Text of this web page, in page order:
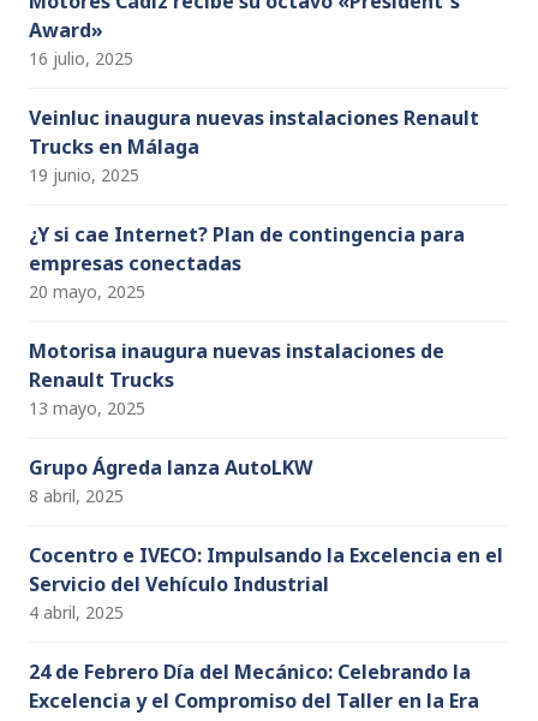
Award»
16 julio, 2025
Veinluc inaugura nuevas instalaciones Renault
Trucks en Málaga
19 junio, 2025
¿Y si cae Internet? Plan de contingencia para
empresas conectadas
20 mayo, 2025
Motorisa inaugura nuevas instalaciones de
Renault Trucks
13 mayo, 2025
Grupo Ágreda lanza AutoLKW
8 abril, 2025
Cocentro e IVECO: Impulsando la Excelencia en el
Servicio del Vehículo Industrial
4 abril, 2025
24 de Febrero Día del Mecánico: Celebrando la
Excelencia y el Compromiso del Taller en la Era